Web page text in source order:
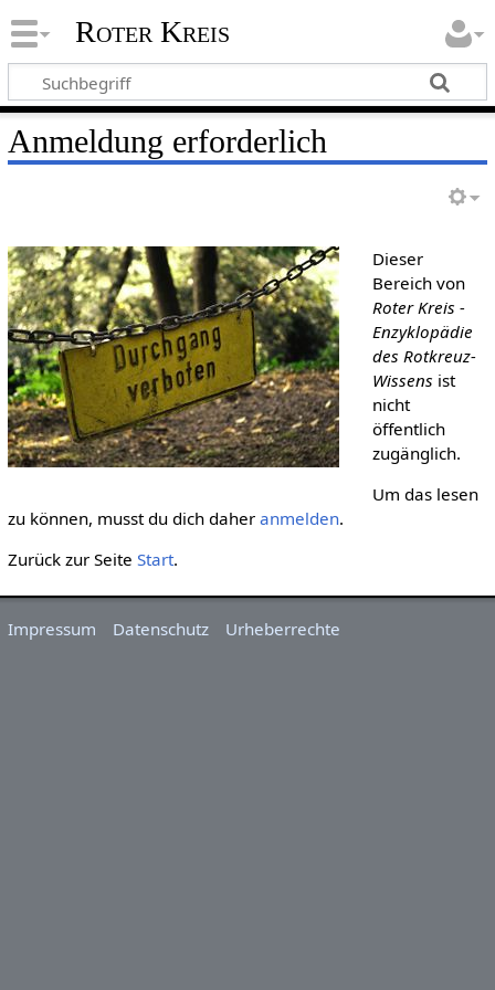
Roter Kreis
Anmeldung erforderlich
Dieser
Bereich von
Roter Kreis -
Enzyklopädie
des Rotkreuz-
Wissens ist
nicht
öffentlich
zugänglich.
Um das lesen
zu können, musst du dich daher anmelden.
Zurück zur Seite Start.
Impressum Datenschutz Urheberrechte